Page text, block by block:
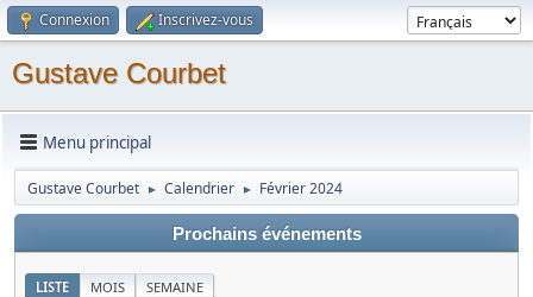
Connexion Inscrivez-vous
Gustave Courbet
Menu principal
Gustave Courbet ► Calendrier ► Février 2024
Prochains événements
LISTE MOIS SEMAINE